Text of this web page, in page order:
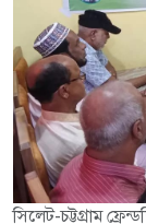
সিলেট-চট্টগ্রাম